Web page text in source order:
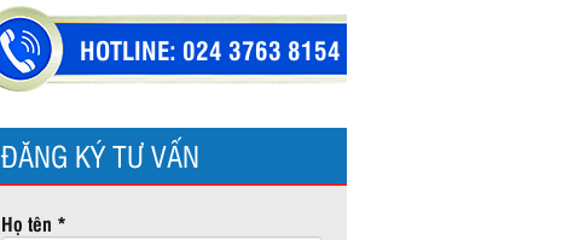
HOTLINE: 024 3763 8154
ĐĂNG KÝ TƯ VẤN
Họ tên *